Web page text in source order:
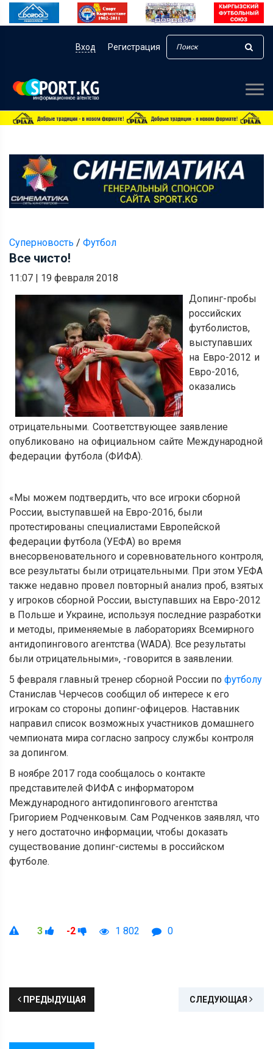
Вход Регистрация
Суперновость / Футбол
Все чисто!
11:07 | 19 февраля 2018
Допинг-пробы
российских
футболистов,
выступавших
на Евро-2012 и
Евро-2016,
оказались
отрицательными. Соответствующее заявление
опубликовано на официальном сайте Международной
федерации футбола (ФИФА).
«Мы можем подтвердить, что все игроки сборной
России, выступавшей на Евро-2016, были
протестированы специалистами Европейской
федерации футбола (УЕФА) во время
внесорвеновательного и соревновательного контроля,
все результаты были отрицательными. При этом УЕФА
также недавно провел повторный анализ проб, взятых
у игроков сборной России, выступавших на Евро-2012
в Польше и Украине, используя последние разработки
и методы, применяемые в лабораториях Всемирного
антидопингового агентства (WADA). Все результаты
были отрицательными», -говорится в заявлении.
5 февраля главный тренер сборной России по футболу
Станислав Черчесов сообщил об интересе к его
игрокам со стороны допинг-офицеров. Наставник
направил список возможных участников домашнего
чемпионата мира согласно запросу службы контроля
за допингом.
В ноябре 2017 года сообщалось о контакте
представителей ФИФА с информатором
Международного антидопингового агентства
Григорием Родченковым. Сам Родченков заявлял, что
у него достаточно информации, чтобы доказать
существование допинг-системы в российском
футболе.
3 -2 1 802 0
ПРЕДЫДУЩАЯ СЛЕДУЮЩАЯ